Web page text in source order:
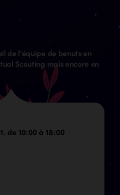
de l’équipe de benuts en
Scouting mais encore en
de 10:00 à 18:00